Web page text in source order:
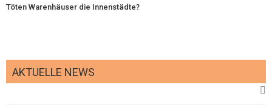
Töten Warenhäuser die Innenstädte?
AKTUELLE NEWS